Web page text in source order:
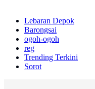
Lebaran Depok
Barongsai
ogoh-ogoh
reg
Trending Terkini
Sorot